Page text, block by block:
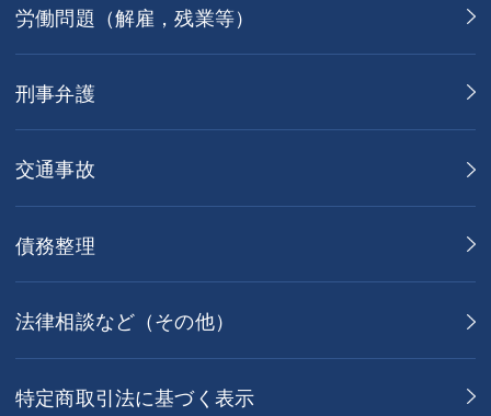
労働問題（解雇，残業等）
刑事弁護
交通事故
債務整理
法律相談など（その他）
特定商取引法に基づく表示